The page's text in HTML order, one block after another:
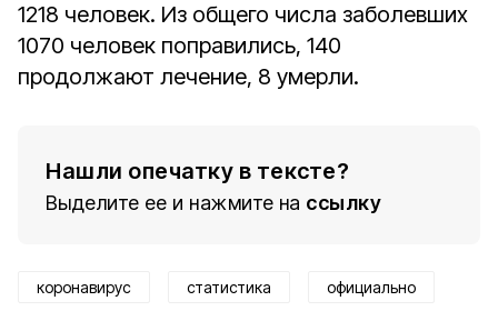
1218 человек. Из общего числа заболевших
1070 человек поправились, 140
продолжают лечение, 8 умерли.
Нашли опечатку в тексте?
Выделите ее и нажмите на ссылку
коронавирус статистика официально